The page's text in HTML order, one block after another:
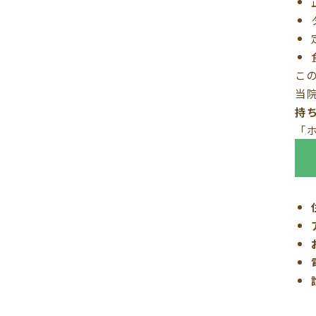
こ
当
持
「